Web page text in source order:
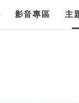
影音專區 主